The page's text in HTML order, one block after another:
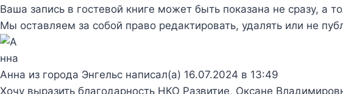
Ваша запись в гостевой книге может быть показана не сразу, а
Мы оставляем за собой право редактировать, удалять или не
Анна из города Энгельс написал(а) 16.07.2024 в 13:49
Хочу выразить благодарность НКО Развитие, Оксане